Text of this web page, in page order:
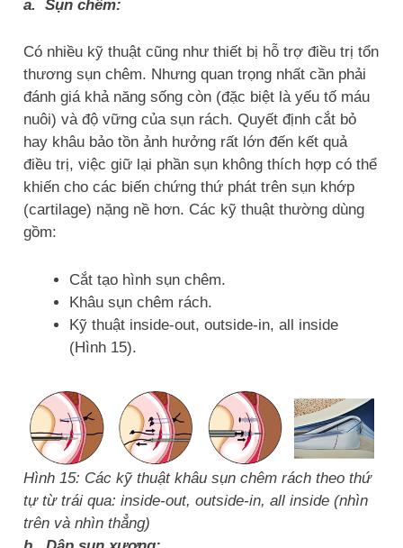
a. Sụn chêm:
Có nhiều kỹ thuật cũng như thiết bị hỗ trợ điều trị tổn
thương sụn chêm. Nhưng quan trọng nhất cần phải
đánh giá khả năng sống còn (đặc biệt là yếu tố máu
nuôi) và độ vững của sụn rách. Quyết định cắt bỏ
hay khâu bảo tồn ảnh hưởng rất lớn đến kết quả
điều trị, việc giữ lại phần sụn không thích hợp có thể
khiến cho các biến chứng thứ phát trên sụn khớp
(cartilage) nặng nề hơn. Các kỹ thuật thường dùng
gồm:
Cắt tạo hình sụn chêm.
Khâu sụn chêm rách.
Kỹ thuật inside-out, outside-in, all inside
(Hình 15).
Hình 15: Các kỹ thuật khâu sụn chêm rách theo thứ
tự từ trái qua: inside-out, outside-in, all inside (nhìn
trên và nhìn thẳng)